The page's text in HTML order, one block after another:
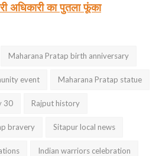
अधिकारी का पुतला फूंका
Maharana Pratap birth anniversary
event Maharana Pratap statue
30 Rajput history
bravery Sitapur local news
Indian warriors celebration